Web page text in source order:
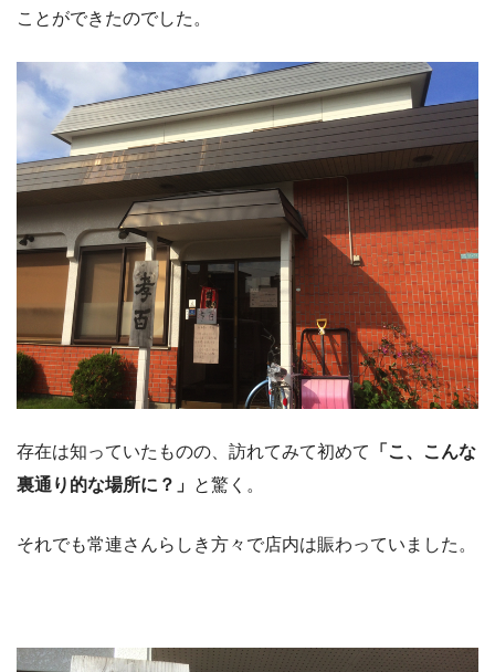
ことができたのでした。
存在は知っていたものの、訪れてみて初めて
「こ、こんな
裏通り的な場所に？」 と驚く。
それでも常連さんらしき方々で店内は賑わっていました。